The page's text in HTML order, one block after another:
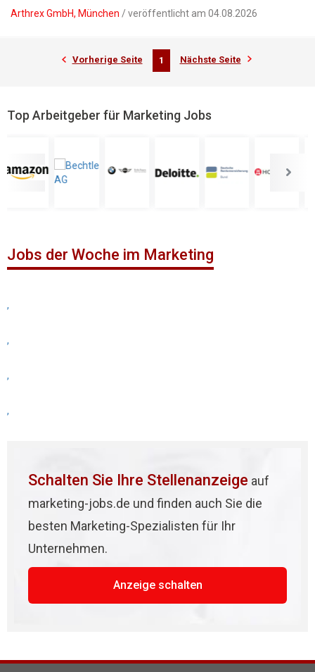
Arthrex GmbH, München / veröffentlicht am 04.08.2026
Vorherige Seite 1 Nächste Seite
Top Arbeitgeber für Marketing Jobs
Jobs der Woche im Marketing
,
,
,
,
Schalten Sie Ihre Stellenanzeige auf
marketing-jobs.de und finden auch Sie die
besten Marketing-Spezialisten für Ihr
Unternehmen.
Anzeige schalten